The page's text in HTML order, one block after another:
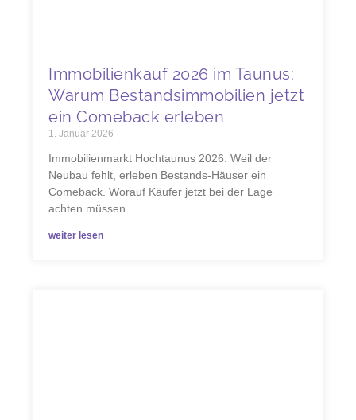
Immobilienkauf 2026 im Taunus:
Warum Bestandsimmobilien jetzt
ein Comeback erleben
1. Januar 2026
Immobilienmarkt Hochtaunus 2026: Weil der
Neubau fehlt, erleben Bestands-Häuser ein
Comeback. Worauf Käufer jetzt bei der Lage
achten müssen.
weiter lesen